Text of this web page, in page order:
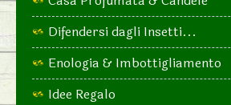
Difendersi dagli Insetti...
Enologia & Imbottigliamento
Idee Regalo